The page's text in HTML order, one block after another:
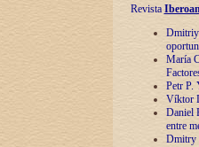
Revista
Dmitriy
María
Petr P.
Víktor
Daniel
entre
Dmitry